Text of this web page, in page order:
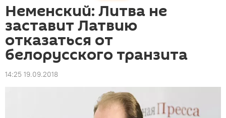
Неменский: Литва не
заставит Латвию
отказаться от
белорусского транзита
14:25 19.09.2018